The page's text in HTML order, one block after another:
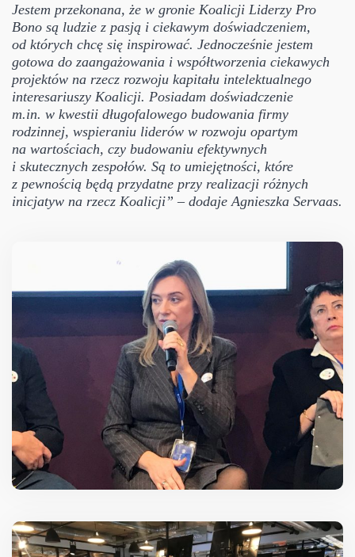
Jestem przekonana, że w gronie Koalicji Liderzy Pro
Bono są ludzie z pasją i ciekawym doświadczeniem,
od których chcę się inspirować. Jednocześnie jestem
gotowa do zaangażowania i współtworzenia ciekawych
projektów na rzecz rozwoju kapitału intelektualnego
interesariuszy Koalicji. Posiadam doświadczenie
m.in. w kwestii długofalowego budowania firmy
rodzinnej, wspieraniu liderów w rozwoju opartym
na wartościach, czy budowaniu efektywnych
i skutecznych zespołów. Są to umiejętności, które
z pewnością będą przydatne przy realizacji różnych
inicjatyw na rzecz Koalicji” – dodaje Agnieszka Servaas.